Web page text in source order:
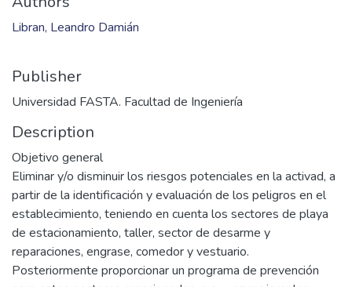
Libran, Leandro Damián
Publisher
Universidad FASTA. Facultad de Ingeniería
Description
Objetivo general
Eliminar y/o disminuir los riesgos potenciales en la activad, a
partir de la identificación y evaluación de los peligros en el
establecimiento, teniendo en cuenta los sectores de playa
de estacionamiento, taller, sector de desarme y
reparaciones, engrase, comedor y vestuario.
Posteriormente proporcionar un programa de prevención